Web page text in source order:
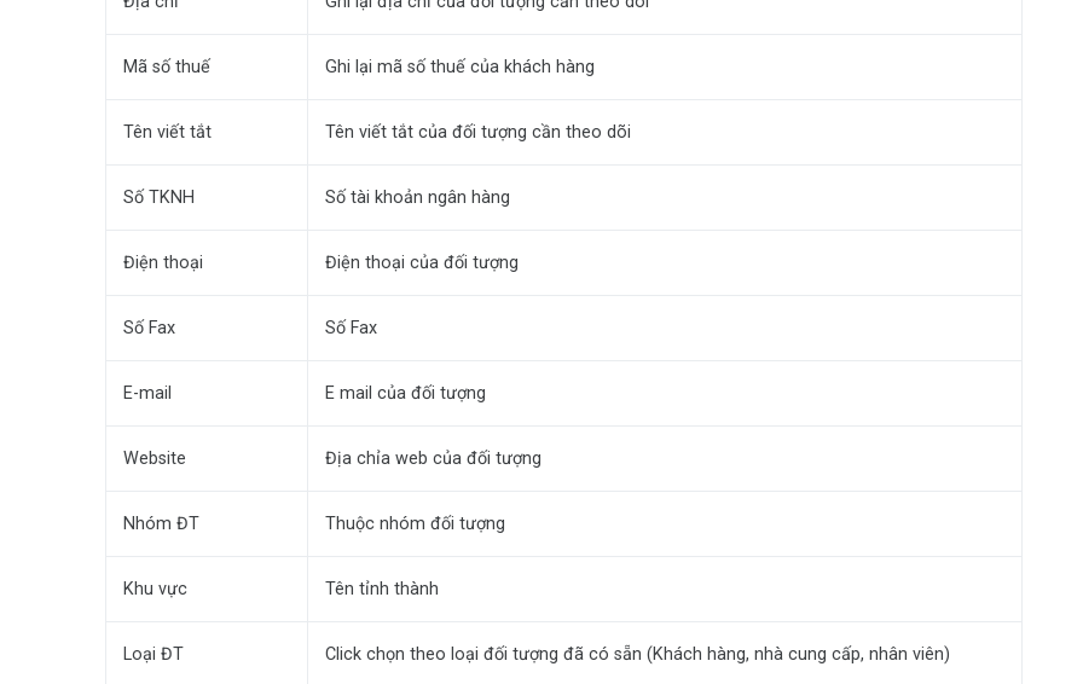
Mã số thuế Ghi lại mã số thuế của khách hàng
Tên viết tắt Tên viết tắt của đối tượng cần theo dõi
Số TKNH Số tài khoản ngân hàng
Điện thoại Điện thoại của đối tượng
Số Fax Số Fax
E-mail E mail của đối tượng
Website Địa chỉa web của đối tượng
Nhóm ĐT Thuộc nhóm đối tượng
Khu vực Tên tỉnh thành
Loại ĐT Click chọn theo loại đối tượng đã có sẵn (Khách hàng, nhà cung cấp, nhân viên)